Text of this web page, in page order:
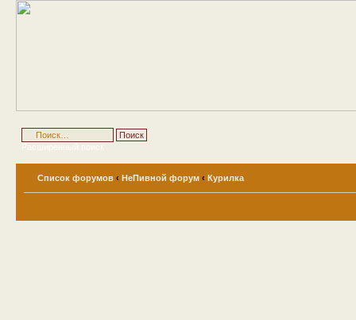
Расширенный поиск
Список форумов ‹ НеПивной форум ‹ Курилка